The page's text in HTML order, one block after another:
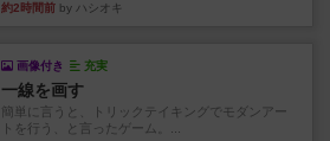
約2時間前 by ハシオキ
画像付き 充実
一線を画す
簡単に言うと、トリックテイキングでモダンアー
トを行う、と言ったゲーム。...